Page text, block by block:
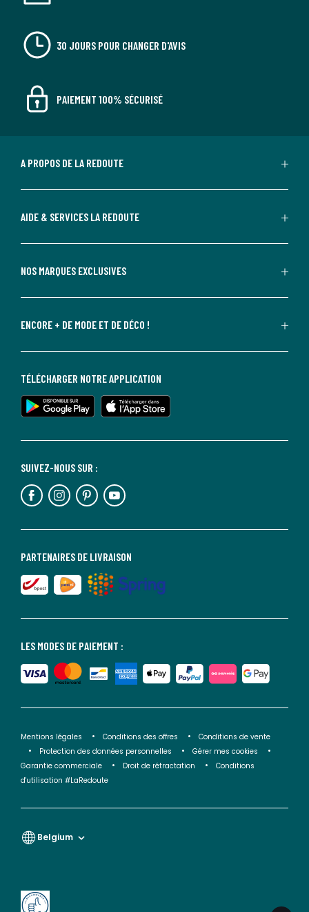
30 JOURS POUR CHANGER D'AVIS
PAIEMENT 100% SÉCURISÉ
A PROPOS DE LA REDOUTE
AIDE & SERVICES LA REDOUTE
NOS MARQUES EXCLUSIVES
ENCORE + DE MODE ET DE DÉCO !
LES MODES DE PAIEMENT :
PARTENAIRES DE LIVRAISON
SUIVEZ-NOUS SUR :
TÉLÉCHARGER NOTRE APPLICATION
Mentions légales Conditions des offres
Conditions de vente
Protection des données personnelles
Gérer mes cookies
Garantie commerciale
Droit de rétractation
Conditions
d'utilisation #LaRedoute
Belgium